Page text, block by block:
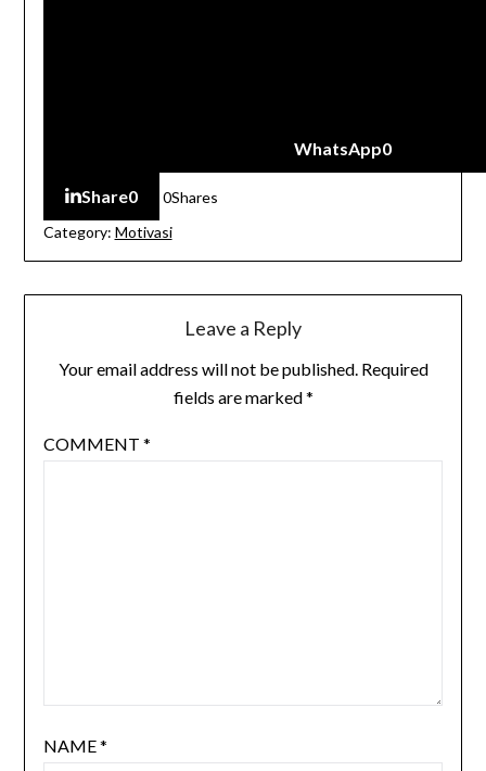
WhatsApp0
Share0 0Shares
Category: Motivasi
Leave a Reply
Your email address will not be published. Required
fields are marked*
COMMENT *
NAME*